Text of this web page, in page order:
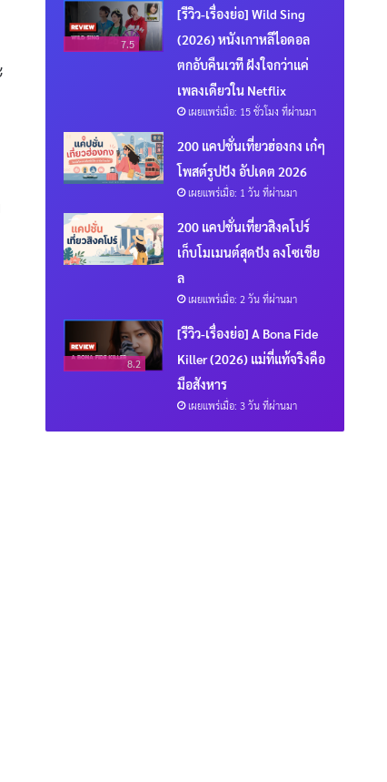
7.5
[รีวิว-เรื่องย่อ] Wild Sing
(2026) หนังเกาหลีไอดอล
ตกอับคืนเวที ฝังใจกว่าแค่
เพลงเดียวใน Netflix
เผยแพร่เมื่อ: 15 ชั่วโมง ที่ผ่านมา
200 แคปชั่นเที่ยวฮ่องกง เก๋ๆ
โพสต์รูปปัง อัปเดต 2026
เผยแพร่เมื่อ: 1 วัน ที่ผ่านมา
200 แคปชั่นเที่ยวสิงคโปร์
เก็บโมเมนต์สุดปัง ลงโซเชีย
ล
เผยแพร่เมื่อ: 2 วัน ที่ผ่านมา
8.2
[รีวิว-เรื่องย่อ] A Bona Fide
Killer (2026) แม่ที่แท้จริงคือ
มือสังหาร
เผยแพร่เมื่อ: 3 วัน ที่ผ่านมา